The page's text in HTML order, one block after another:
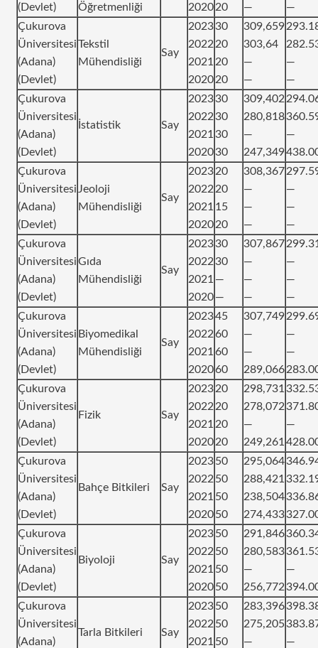
(Devlet)
Öğretmenliği
2020 20
—
—
Çukurova
Üniversitesi
(Adana)
(Devlet)
Tekstil
Mühendisliği
Say
2023
2022
2021
2020
30
20
20
20
309,659
303,64
—
—
—
—
Çukurova
Üniversitesi
(Adana)
(Devlet)
İstatistik Say
2023
2022
2021
2020
30
30
30
30
309,402
280,818
—
247,349
—
Çukurova
Üniversitesi
(Adana)
(Devlet)
Jeoloji
Mühendisliği
Say
2023
2022
2021
2020
20
20
15
20
308,367
—
—
—
—
—
—
Çukurova
Üniversitesi
(Adana)
(Devlet)
Gıda
Mühendisliği
Say
2023
2022
2021
2020
30
30
—
—
307,867
—
—
—
—
—
—
Çukurova
Üniversitesi
(Adana)
(Devlet)
Biyomedikal
Mühendisliği
Say
2023
2022
2021
2020
45
60
60
60
307,749
—
—
289,066
—
—
Çukurova
Üniversitesi
(Adana)
(Devlet)
Fizik Say
2023
2022
2021
2020
20
20
20
20
298,731
278,072
—
249,261
—
Çukurova
Üniversitesi
(Adana)
(Devlet)
Bahçe Bitkileri Say
2023
2022
2021
2020
50
50
50
50
295,064
288,421
238,504
274,433
Çukurova
Üniversitesi
(Adana)
(Devlet)
Biyoloji Say
2023
2022
2021
2020
50
50
50
50
291,846
280,583
—
256,772
—
Çukurova
Üniversitesi
(Adana)
Tarla Bitkileri Say
2023
2022
2021
50
50
50
283,396
275,205
—
—